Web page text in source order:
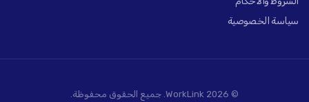
سياسة الخصوصية
© 2026 WorkLink. جميع الحقوق محفوظة.